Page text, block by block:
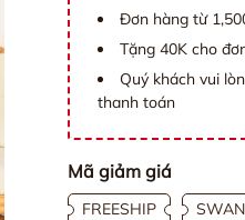
Đơn hàng từ
Tặng 40K cho
Quý khách vui
thanh toán
Mã giảm giá
FREESHIP